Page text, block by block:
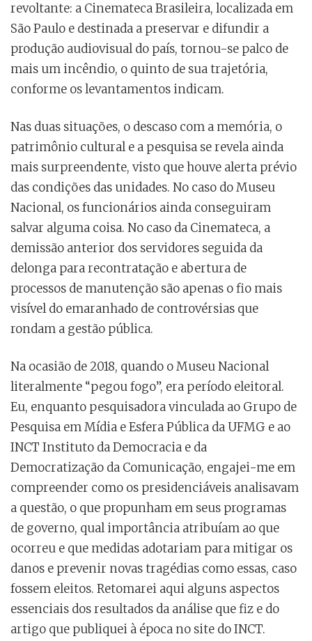
revoltante: a Cinemateca Brasileira, localizada em
São Paulo e destinada a preservar e difundir a
produção audiovisual do país, tornou-se palco de
mais um incêndio, o quinto de sua trajetória,
conforme os levantamentos indicam.
Nas duas situações, o descaso com a memória, o
patrimônio cultural e a pesquisa se revela ainda
mais surpreendente, visto que houve alerta prévio
das condições das unidades. No caso do Museu
Nacional, os funcionários ainda conseguiram
salvar alguma coisa. No caso da Cinemateca, a
demissão anterior dos servidores seguida da
delonga para recontratação e abertura de
processos de manutenção são apenas o fio mais
visível do emaranhado de controvérsias que
rondam a gestão pública.
Na ocasião de 2018, quando o Museu Nacional
literalmente “pegou fogo”, era período eleitoral.
Eu, enquanto pesquisadora vinculada ao Grupo de
Pesquisa em Mídia e Esfera Pública da UFMG e ao
INCT Instituto da Democracia e da
Democratização da Comunicação, engajei-me em
compreender como os presidenciáveis analisavam
a questão, o que propunham em seus programas
de governo, qual importância atribuíam ao que
ocorreu e que medidas adotariam para mitigar os
danos e prevenir novas tragédias como essas, caso
fossem eleitos. Retomarei aqui alguns aspectos
essenciais dos resultados da análise que fiz e do
artigo que publiquei à época no site do INCT.